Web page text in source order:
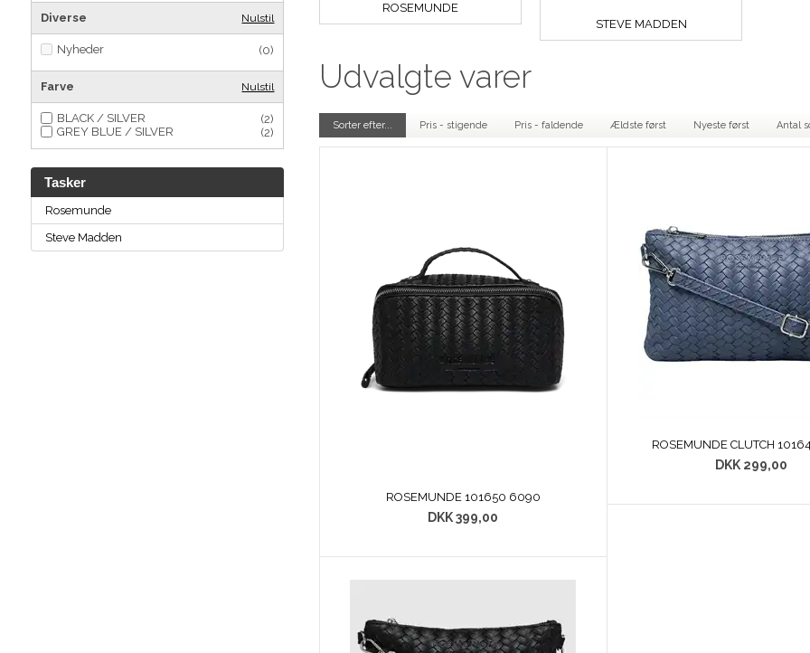
Diverse Nulstil
Nyheder (0)
Farve Nulstil
BLACK / SILVER
(2)
GREY BLUE / SILVER
(2)
Tasker
Rosemunde
Steve Madden
ROSEMUNDE
STEVE MADDEN
Udvalgte varer
Sorter efter... Pris - stigende Pris - faldende Ældste først Nyeste først Antal
ROSEMUNDE 101650 6090
DKK 399,00
ROSEMUNDE CLUTCH
DKK 299,00